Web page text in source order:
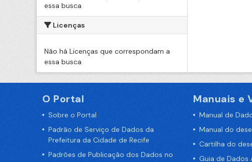
essa busca
Licenças
Não há Licenças que correspondam a
essa busca
O Portal
Sobre o Portal
Padrão de Serviço de Dados da
Prefeitura da Cidade de Recife
Padrões de Publicação dos Dados no
Manuais e
Manual de
Manual do
Cartilha do
Guia de Dados